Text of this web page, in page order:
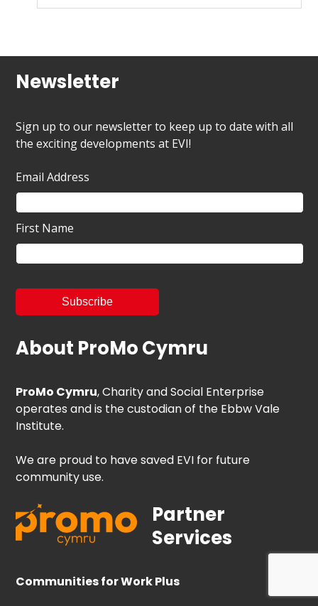
Newsletter
Sign up to our newsletter to keep up to date with all
the exciting developments at EVI!
Email Address
First Name
About ProMo Cymru
ProMo Cymru, Charity and Social Enterprise
operates and is the custodian of the Ebbw Vale
Institute.
We are proud to have saved EVI for future
community use.
Partner
Services
Communities for Work Plus